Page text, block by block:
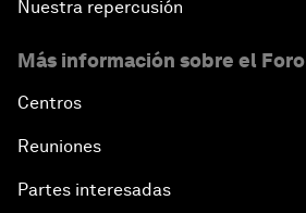
Nuestra repercusión
Más información sobre el Foro
Centros
Reuniones
Partes interesadas